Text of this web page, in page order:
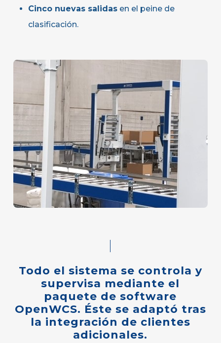
Cinco nuevas salidasen el peine de
clasificación.
Todo el sistema se controla y
supervisa mediante el
paquete de software
OpenWCS. Éste se adaptó tras
la integración de clientes
adicionales.